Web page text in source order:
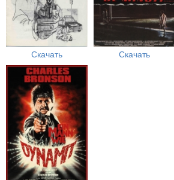
Скачать Скачать